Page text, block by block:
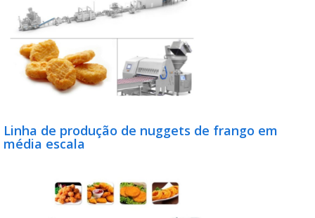
Linha de produção de nuggets de frango em
média escala